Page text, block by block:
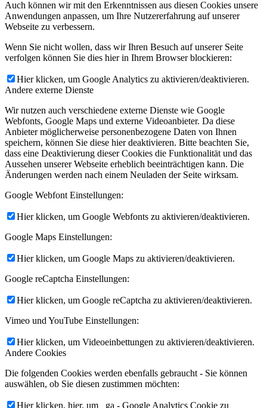
Auch können wir mit den Erkenntnissen aus diesen Cookies unsere
Anwendungen anpassen, um Ihre Nutzererfahrung auf unserer
Webseite zu verbessern.
Wenn Sie nicht wollen, dass wir Ihren Besuch auf unserer Seite
verfolgen können Sie dies hier in Ihrem Browser blockieren:
Hier klicken, um Google Analytics zu aktivieren/deaktivieren.
Andere externe Dienste
Wir nutzen auch verschiedene externe Dienste wie Google
Webfonts, Google Maps und externe Videoanbieter. Da diese
Anbieter möglicherweise personenbezogene Daten von Ihnen
speichern, können Sie diese hier deaktivieren. Bitte beachten Sie,
dass eine Deaktivierung dieser Cookies die Funktionalität und das
Aussehen unserer Webseite erheblich beeinträchtigen kann. Die
Änderungen werden nach einem Neuladen der Seite wirksam.
Google Webfont Einstellungen:
Hier klicken, um Google Webfonts zu aktivieren/deaktivieren.
Google Maps Einstellungen:
Hier klicken, um Google Maps zu aktivieren/deaktivieren.
Google reCaptcha Einstellungen:
Hier klicken, um Google reCaptcha zu aktivieren/deaktivieren.
Vimeo und YouTube Einstellungen:
Hier klicken, um Videoeinbettungen zu aktivieren/deaktivieren.
Andere Cookies
Die folgenden Cookies werden ebenfalls gebraucht - Sie können
auswählen, ob Sie diesen zustimmen möchten:
Hier klicken, hier, um _ga - Google Analytics Cookie zu